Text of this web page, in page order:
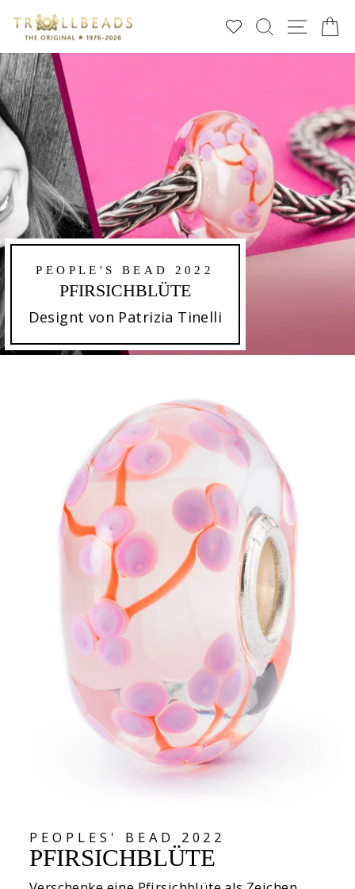
zum
Inhalt
SUCHE
PEOPLE'S BEAD 2022
PFIRSICHBLÜTE
Designt von Patrizia Tinelli
PEOPLES' BEAD 2022
PFIRSICHBLÜTE